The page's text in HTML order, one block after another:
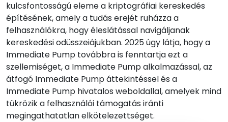
kulcsfontosságú eleme a kriptográfiai kereskedés
építésének, amely a tudás erejét ruházza a
felhasználókra, hogy éleslátással navigáljanak
kereskedési odüsszeiájukban. 2025 úgy látja, hogy a
Immediate Pump továbbra is fenntartja ezt a
szellemiséget, a Immediate Pump alkalmazással, az
átfogó Immediate Pump áttekintéssel és a
Immediate Pump hivatalos weboldallal, amelyek mind
tükrözik a felhasználói támogatás iránti
megingathatatlan elkötelezettséget.